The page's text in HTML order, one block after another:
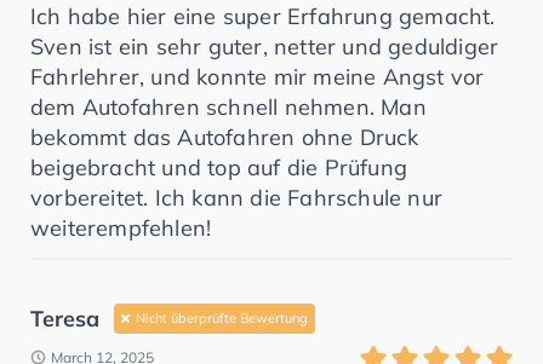
Ich habe hier eine super Erfahrung gemacht.
Sven ist ein sehr guter, netter und geduldiger
Fahrlehrer, und konnte mir meine Angst vor
dem Autofahren schnell nehmen. Man
bekommt das Autofahren ohne Druck
beigebracht und top auf die Prüfung
vorbereitet. Ich kann die Fahrschule nur
weiterempfehlen!
Teresa Nicht überprüfte Bewertung
March 12, 2025